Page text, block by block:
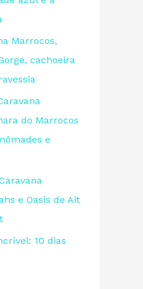
Marrocos,
cachoeira
do Marrocos
e
e Oasis de Ait
10 dias